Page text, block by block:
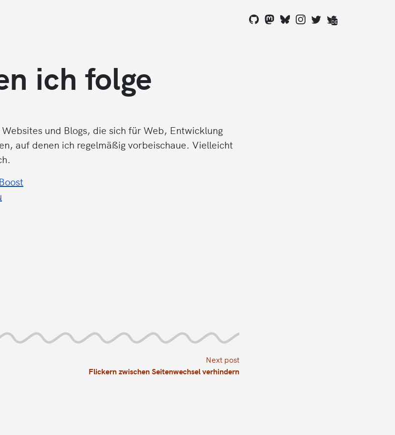
DE
ich folge
und Blogs, die sich für Web, Entwicklung
auf denen ich regelmäßig vorbeischaue. Vielleicht
Next post
Flickern zwischen Seitenwechsel verhindern